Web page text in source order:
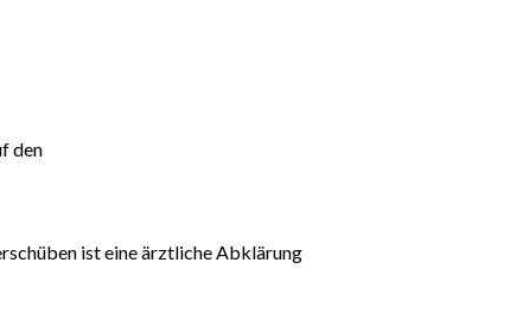
den
ist eine ärztliche Abklärung